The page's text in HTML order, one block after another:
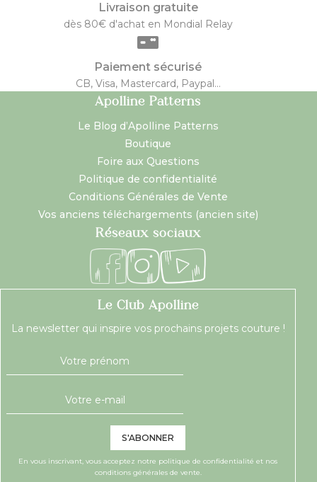
Livraison gratuite
dès 80€ d'achat en Mondial Relay
Paiement sécurisé
CB, Visa, Mastercard, Paypal...
Apolline Patterns
Le Blog d’Apolline Patterns
Boutique
Foire aux Questions
Politique de confidentialité
Conditions Générales de Vente
Vos anciens téléchargements (ancien site)
Réseaux sociaux
Le Club Apolline
La newsletter qui inspire vos prochains projets couture !
S'ABONNER
En vous inscrivant, vous acceptez notre politique de confidentialité et nos
conditions générales de vente.